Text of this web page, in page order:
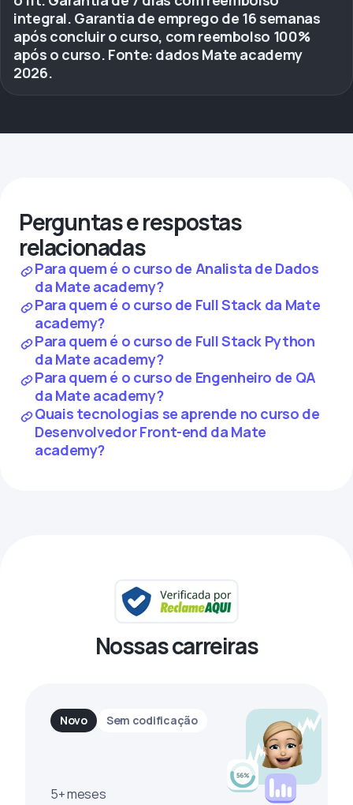
integral. Garantia de emprego de 16 semanas
após concluir o curso, com reembolso 100%
após o curso. Fonte: dados Mate academy
2026.
Perguntas e respostas
relacionadas
Para quem é o curso de Analista de Dados
da Mate academy?
Para quem é o curso de Full Stack da Mate
academy?
Para quem é o curso de Full Stack Python
da Mate academy?
Para quem é o curso de Engenheiro de QA
da Mate academy?
Quais tecnologias se aprende no curso de
Desenvolvedor Front-end da Mate
academy?
Nossas carreiras
Novo Sem codificação
5+ meses